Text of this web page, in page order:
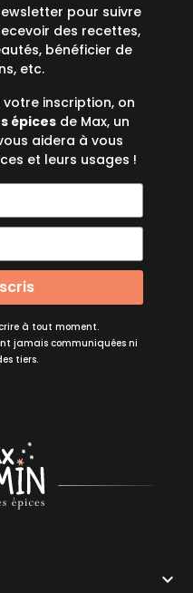
pour suivre
des recettes,
bénéficier de
etc.
inscription, on
épices de Max, un
aidera à vous
et leurs usages !
à tout moment.
jamais communiquées ni
tiers.
